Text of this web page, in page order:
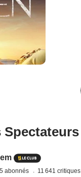
Spectateurs
abonnés 11 641 critiques